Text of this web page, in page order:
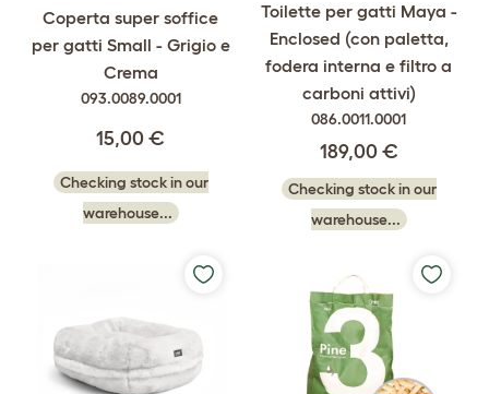
Coperta super soffice
per gatti Small - Grigio e
Crema
093.0089.0001
15,00 €
Checking stock in our
warehouse...
Toilette per gatti Maya -
Enclosed (con paletta,
fodera interna e filtro a
carboni attivi)
086.0011.0001
189,00 €
Checking stock in our
warehouse...